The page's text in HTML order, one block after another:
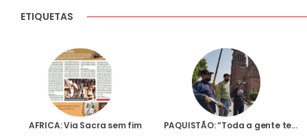
ETIQUETAS
AFRICA: Via Sacra sem fim PAQUISTÃO: “Toda a gente tem medo dos terroristas”, diz responsável pelas equipas de segurança das igrejas